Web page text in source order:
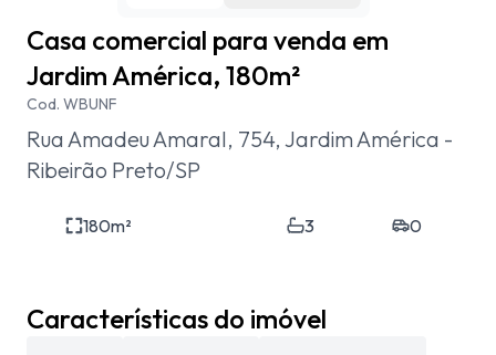
Casa comercial para venda em
Jardim América, 180m²
Cod. WBUNF
Rua Amadeu Amaral, 754, Jardim América -
Ribeirão Preto/SP
180m² 3 0
Características do imóvel